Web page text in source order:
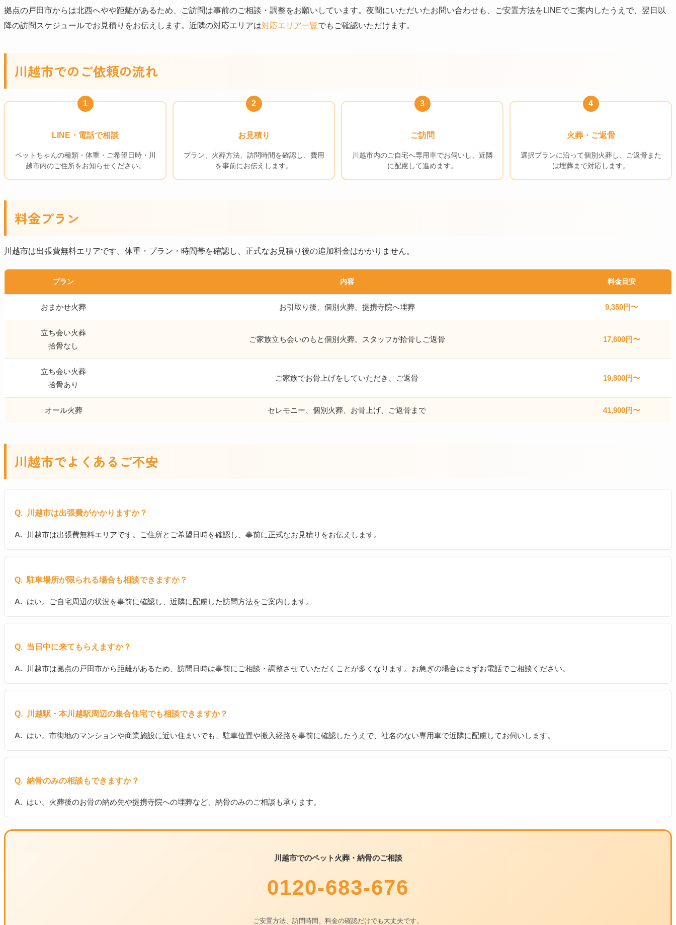
拠点の戸田市からは北西へやや距離があるため、ご訪問は事前のご相談・調整をお願いしています。夜間にいただいたお問い合わせも、ご安置方法をLINEでご案内したうえで、翌日以
降の訪問スケジュールでお見積りをお伝えします。近隣の対応エリアは対応エリア一覧でもご確認いただけます。
川越市でのご依頼の流れ
1
LINE・電話で相談
ペットちゃんの種類・体重・ご希望日時・川
越市内のご住所をお知らせください。
2
お見積り
プラン、火葬方法、訪問時間を確認し、費用
を事前にお伝えします。
3
ご訪問
川越市内のご自宅へ専用車でお伺いし、近隣
に配慮して進めます。
4
火葬・ご返骨
選択プランに沿って個別火葬し、ご返骨また
は埋葬まで対応します。
料金プラン
川越市は出張費無料エリアです。体重・プラン・時間帯を確認し、正式なお見積り後の追加料金はかかりません。
プラン 内容 料金目安
おまかせ火葬 お引取り後、個別火葬。提携寺院へ埋葬 9,350円〜
立ち会い火葬
拾骨なし
ご家族立ち会いのもと個別火葬。スタッフが拾骨しご返骨 17,600円〜
立ち会い火葬
拾骨あり
ご家族でお骨上げをしていただき、ご返骨 19,800円〜
オール火葬 セレモニー、個別火葬、お骨上げ、ご返骨まで 41,900円〜
川越市でよくあるご不安
川越市は出張費がかかりますか？
川越市は出張費無料エリアです。ご住所とご希望日時を確認し、事前に正式なお見積りをお伝えします。
駐車場所が限られる場合も相談できますか？
はい。ご自宅周辺の状況を事前に確認し、近隣に配慮した訪問方法をご案内します。
当日中に来てもらえますか？
川越市は拠点の戸田市から距離があるため、訪問日時は事前にご相談・調整させていただくことが多くなります。お急ぎの場合はまずお電話でご相談ください。
川越駅・本川越駅周辺の集合住宅でも相談できますか？
はい。市街地のマンションや商業施設に近い住まいでも、駐車位置や搬入経路を事前に確認したうえで、社名のない専用車で近隣に配慮してお伺いします。
納骨のみの相談もできますか？
はい。火葬後のお骨の納め先や提携寺院への埋葬など、納骨のみのご相談も承ります。
川越市でのペット火葬・納骨のご相談
0120-683-676
ご安置方法、訪問時間、料金の確認だけでも大丈夫です。